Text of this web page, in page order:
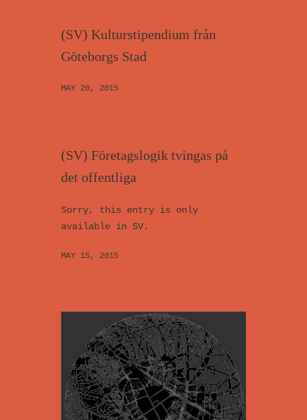
(SV) Kulturstipendium från
Göteborgs Stad
MAY 20, 2015
(SV) Företagslogik tvingas på
det offentliga
Sorry, this entry is only
available in SV.
MAY 15, 2015